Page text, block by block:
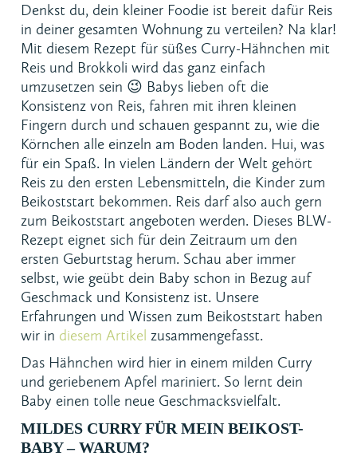
Denkst du, dein kleiner Foodie ist bereit dafür Reis
in deiner gesamten Wohnung zu verteilen? Na klar!
Mit diesem Rezept für süßes Curry-Hähnchen mit
Reis und Brokkoli wird das ganz einfach
umzusetzen sein 😉 Babys lieben oft die
Konsistenz von Reis, fahren mit ihren kleinen
Fingern durch und schauen gespannt zu, wie die
Körnchen alle einzeln am Boden landen. Hui, was
für ein Spaß. In vielen Ländern der Welt gehört
Reis zu den ersten Lebensmitteln, die Kinder zum
Beikoststart bekommen. Reis darf also auch gern
zum Beikoststart angeboten werden. Dieses BLW-
Rezept eignet sich für dein Zeitraum um den
ersten Geburtstag herum. Schau aber immer
selbst, wie geübt dein Baby schon in Bezug auf
Geschmack und Konsistenz ist. Unsere
Erfahrungen und Wissen zum Beikoststart haben
wir in diesem Artikel zusammengefasst.
Das Hähnchen wird hier in einem milden Curry
und geriebenem Apfel mariniert. So lernt dein
Baby einen tolle neue Geschmacksvielfalt.
MILDES CURRY FÜR MEIN BEIKOST-
BABY – WARUM?